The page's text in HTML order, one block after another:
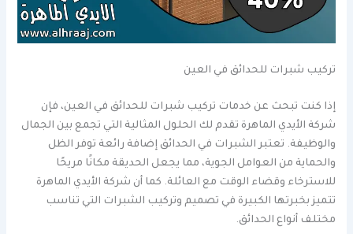
تركيب شبرات للحدائق في العين
إذا كنت تبحث عن خدمات تركيب شبرات للحدائق في العين، فإن
شركة الأيدي الماهرة تقدم لك الحلول المثالية التي تجمع بين الجمال
والوظيفة. تعتبر الشبرات في الحدائق إضافة رائعة توفر الظل
والحماية من العوامل الجوية، مما يجعل الحديقة مكانًا مريحًا
للاسترخاء وقضاء الوقت مع العائلة. كما أن شركة الأيدي الماهرة
تتميز بخبرتها الكبيرة في تصميم وتركيب الشبرات التي تناسب
مختلف أنواع الحدائق.